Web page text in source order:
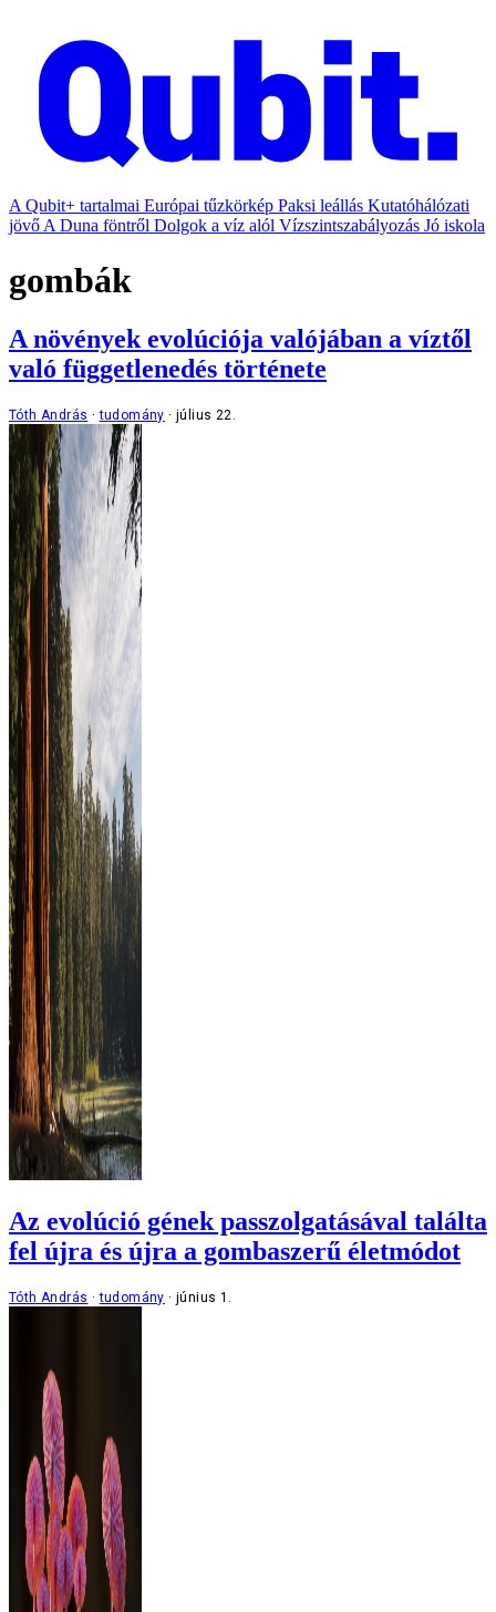
A Qubit+ tartalmai Európai tűzkörkép Paksi leállás Kutatóhálózati
jövő A Duna föntről Dolgok a víz alól Vízszintszabályozás Jó iskola
gombák
A növények evolúciója valójában a víztől
való függetlenedés története
Tóth András tudomány július 22.
Az evolúció gének passzolgatásával találta
fel újra és újra a gombaszerű életmódot
Tóth András tudomány június 1.